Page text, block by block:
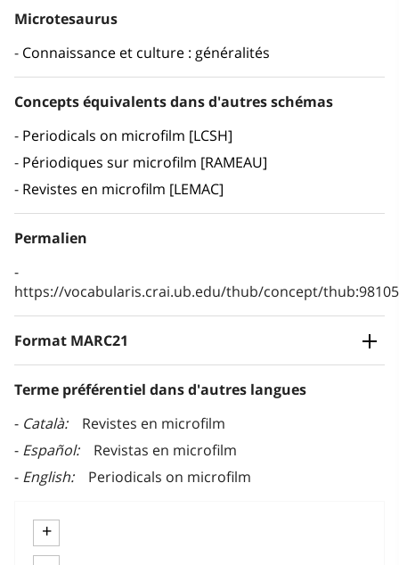
Microtesaurus
Connaissance et culture : généralités
Concepts équivalents dans d'autres schémas
Periodicals on microfilm [LCSH]
Périodiques sur microfilm [RAMEAU]
Revistes en microfilm [LEMAC]
Permalien
https://vocabularis.crai.ub.edu/thub/concept/
Format MARC21
Terme préférentiel dans d'autres langues
Català
Revistes en microfilm
Español
Revistas en microfilm
English
Periodicals on microfilm
+